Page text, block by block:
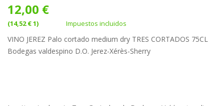
12,00 €
(14,52 € 1) Impuestos incluidos
VINO JEREZ Palo cortado medium dry TRES CORTADOS 75CL
Bodegas valdespino D.O. Jerez-Xérès-Sherry